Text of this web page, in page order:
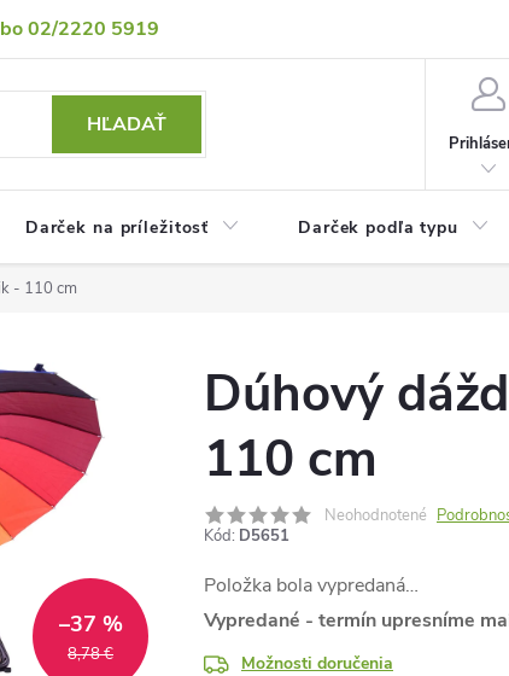
02/2220 5919
ochrany osobných údajov
HĽADAŤ
Darček na príležitosť Darček podľa typu
- 110 cm
8,78 €
–37 %
Dúhový
110 cm
Neohodnotené
Kód: D5651
Položka bola vypredaná…
Vypredané - termín upresníme
Možnosti doručenia